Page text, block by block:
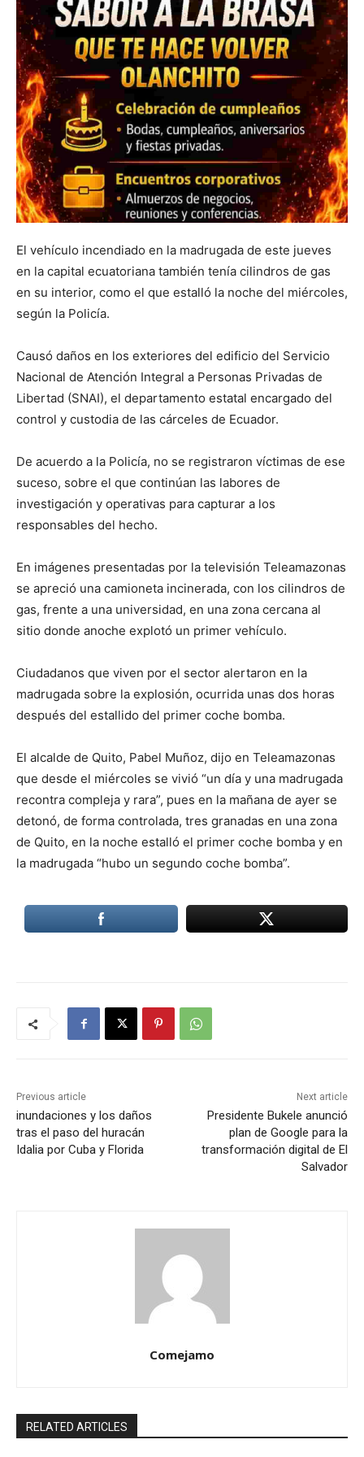
El vehículo incendiado en la madrugada de este jueves
en la capital ecuatoriana también tenía cilindros de gas
en su interior, como el que estalló la noche del miércoles,
según la Policía.
Causó daños en los exteriores del edificio del Servicio
Nacional de Atención Integral a Personas Privadas de
Libertad (SNAI), el departamento estatal encargado del
control y custodia de las cárceles de Ecuador.
De acuerdo a la Policía, no se registraron víctimas de ese
suceso, sobre el que continúan las labores de
investigación y operativas para capturar a los
responsables del hecho.
En imágenes presentadas por la televisión Teleamazonas
se apreció una camioneta incinerada, con los cilindros de
gas, frente a una universidad, en una zona cercana al
sitio donde anoche explotó un primer vehículo.
Ciudadanos que viven por el sector alertaron en la
madrugada sobre la explosión, ocurrida unas dos horas
después del estallido del primer coche bomba.
El alcalde de Quito, Pabel Muñoz, dijo en Teleamazonas
que desde el miércoles se vivió “un día y una madrugada
recontra compleja y rara”, pues en la mañana de ayer se
detonó, de forma controlada, tres granadas en una zona
de Quito, en la noche estalló el primer coche bomba y en
la madrugada “hubo un segundo coche bomba”.
Previous article
inundaciones y los daños
tras el paso del huracán
Idalia por Cuba y Florida
Next article
Presidente Bukele anunció
plan de Google para la
transformación digital de El
Salvador
Comejamo
RELATED ARTICLES